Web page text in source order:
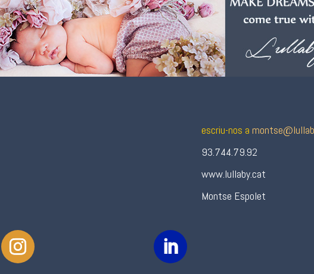
escriu-nos a
93.744.79.92
www.lullaby.cat
Montse Espolet